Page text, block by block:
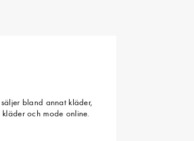
bland annat kläder,
och mode online.